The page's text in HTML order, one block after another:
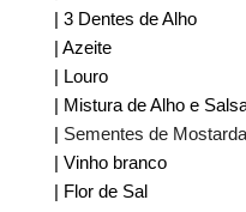
| 3 Dentes de Alho
| Azeite
| Louro
| Mistura de Alho e
| Sementes de Mostarda
| Vinho branco
| Flor de Sal